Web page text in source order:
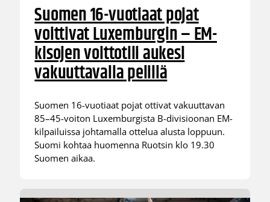
Suomen 16-vuotiaat pojat
voittivat Luxemburgin – EM-
kisojen voittotili aukesi
vakuuttavalla pelillä
Suomen 16-vuotiaat pojat ottivat vakuuttavan
85–45-voiton Luxemburgista B-divisioonan EM-
kilpailuissa johtamalla ottelua alusta loppuun.
Suomi kohtaa huomenna Ruotsin klo 19.30
Suomen aikaa.